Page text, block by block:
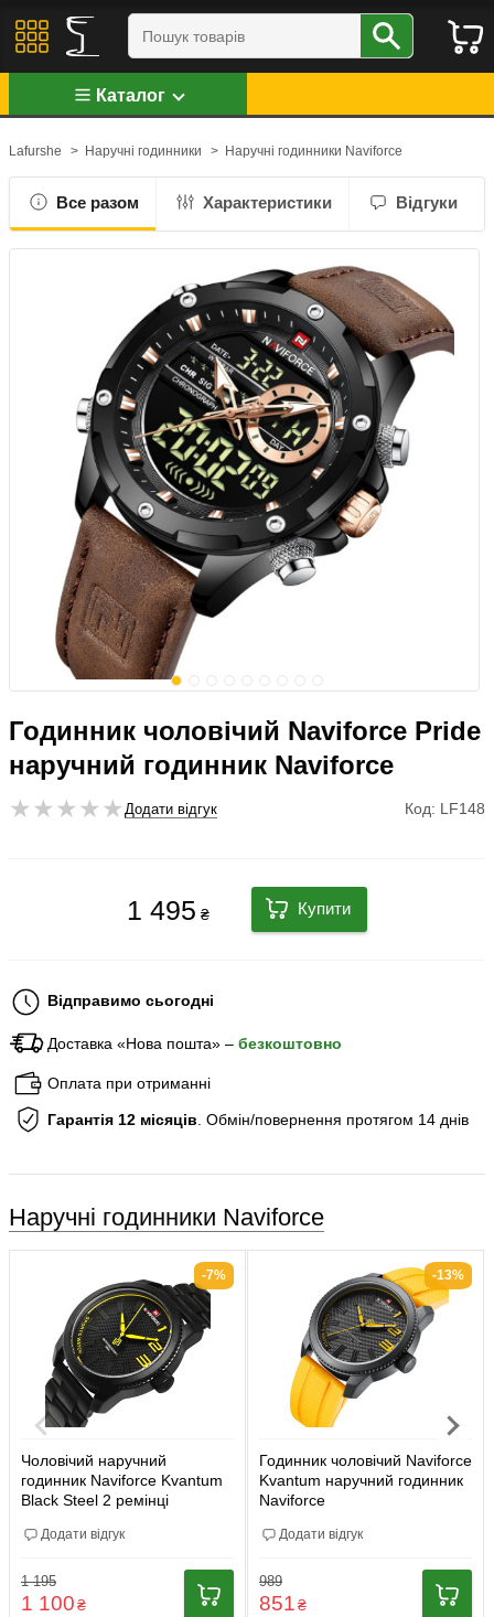
Каталог
Lafurshe > Наручні годинники > Наручні годинники Naviforce
Все разом Характеристики Відгуки
Годинник чоловічий Naviforce Pride
наручний годинник Naviforce
Додати відгук Код: LF148
1 495₴ Купити
Відправимо сьогодні
Доставка «Нова пошта» – безкоштовно
Оплата при отриманні
Гарантія 12 місяців . Обмін/повернення протягом 14 днів
Наручні годинники Naviforce
-7%
Чоловічий наручний
годинник Naviforce Kvantum
Black Steel 2 ремінці
Додати відгук
1 195
1 100₴
-13%
Годинник чоловічий Naviforce
Kvantum наручний годинник
Naviforce
Додати відгук
989
851₴